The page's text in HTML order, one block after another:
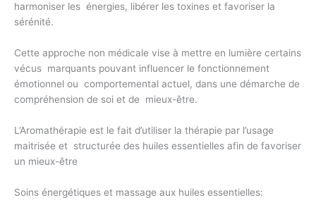
harmoniser les énergies, libérer les toxines et favoriser la
sérénité.
Cette approche non médicale vise à mettre en lumière certains
vécus marquants pouvant influencer le fonctionnement
émotionnel ou comportemental actuel, dans une démarche de
compréhension de soi et de mieux-être.
L’Aromathérapie est le fait d’utiliser la thérapie par l’usage
maitrisée et structurée des huiles essentielles afin de favoriser
un mieux-être
Soins énergétiques et massage aux huiles essentielles: